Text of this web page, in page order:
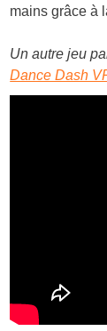
mains grâce à
Un autre jeu
Dance Dash